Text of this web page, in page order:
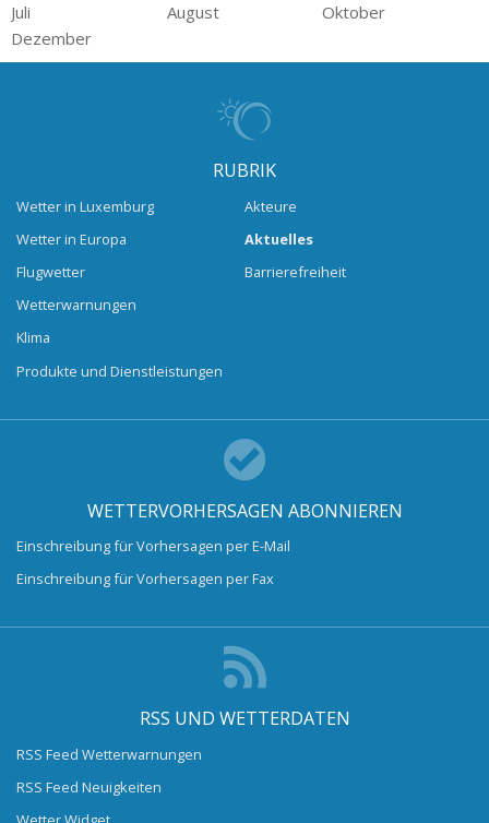
Juli
August
Oktober
Dezember
RUBRIK
Wetter in Luxemburg
Wetter in Europa
Flugwetter
Wetterwarnungen
Klima
Produkte und Dienstleistungen
Akteure
Aktuelles
Barrierefreiheit
WETTERVORHERSAGEN ABONNIEREN
Einschreibung für Vorhersagen per E-Mail
Einschreibung für Vorhersagen per Fax
RSS UND WETTERDATEN
RSS Feed Wetterwarnungen
RSS Feed Neuigkeiten